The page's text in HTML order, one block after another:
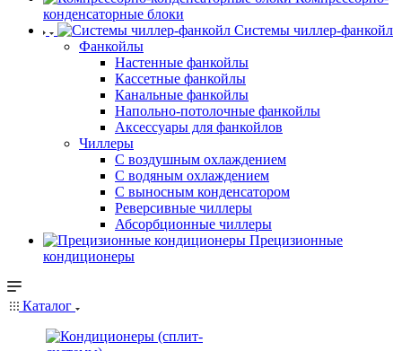
конденсаторные блоки
Системы чиллер-фанкойл
Фанкойлы
Настенные фанкойлы
Кассетные фанкойлы
Канальные фанкойлы
Напольно-потолочные фанкойлы
Аксессуары для фанкойлов
Чиллеры
С воздушным охлаждением
С водяным охлаждением
С выносным конденсатором
Реверсивные чиллеры
Абсорбционные чиллеры
Прецизионные
кондиционеры
Каталог